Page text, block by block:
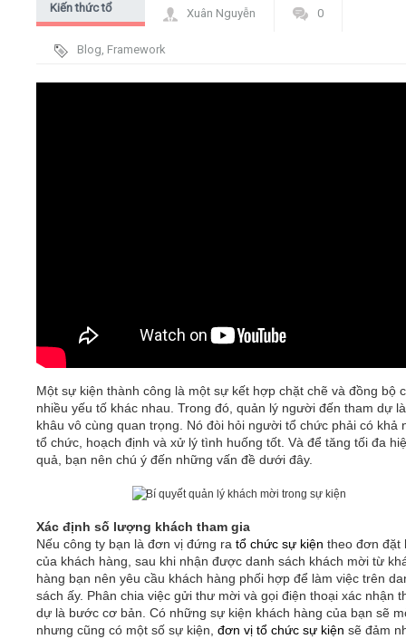
Giới thiệu
Kiến thức tổ
Xuân Nguyễn 0
Blog, Framework
Một sự kiện thành công là một sự kết hợp chặt chẽ và đồng bộ
nhiều yếu tố khác nhau. Trong đó, quản lý người đến tham dự
khâu vô cùng quan trọng. Nó đòi hỏi người tổ chức phải có khả
tổ chức, hoạch định và xử lý tình huống tốt. Và để tăng tối đa
quả, bạn nên chú ý đến những vấn đề dưới đây.
Xác định số lượng khách tham gia
Nếu công ty bạn là đơn vị đứng ra tổ chức sự kiện theo đơn đặt
của khách hàng, sau khi nhận được danh sách khách mời từ
hàng bạn nên yêu cầu khách hàng phối hợp để làm việc trên
sách ấy. Phân chia việc gửi thư mời và gọi điện thoại xác nhận
dự là bước cơ bản. Có những sự kiện khách hàng của bạn sẽ
nhưng cũng có một số sự kiện, đơn vị tổ chức sự kiện sẽ đảm